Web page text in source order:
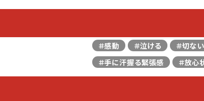
＃感動 ＃泣ける ＃切ない
＃手に汗握る緊張感
＃放心